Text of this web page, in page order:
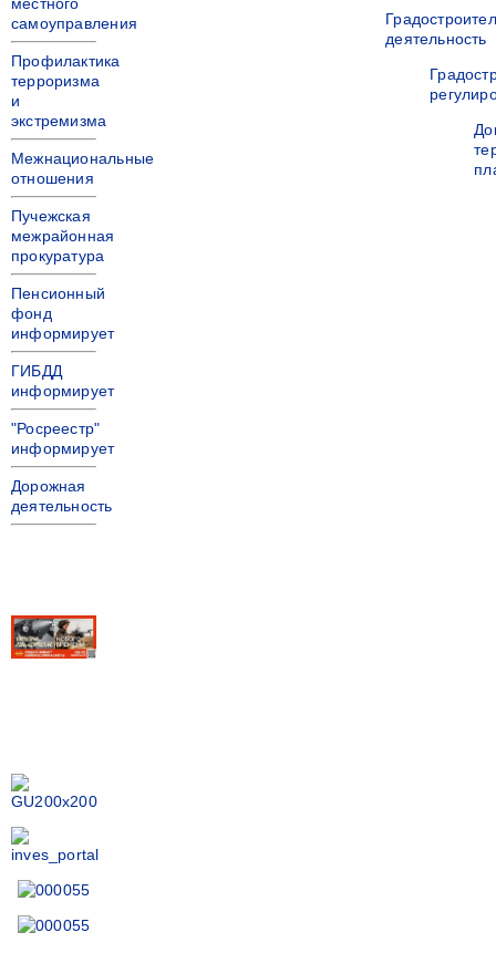
самоуправления
Профилактика
терроризма
и
экстремизма
Межнациональные
отношения
Пучежская
межрайонная
прокуратура
Пенсионный
фонд
информирует
ГИБДД
информирует
"Росреестр"
информирует
Дорожная
деятельность
деятельность